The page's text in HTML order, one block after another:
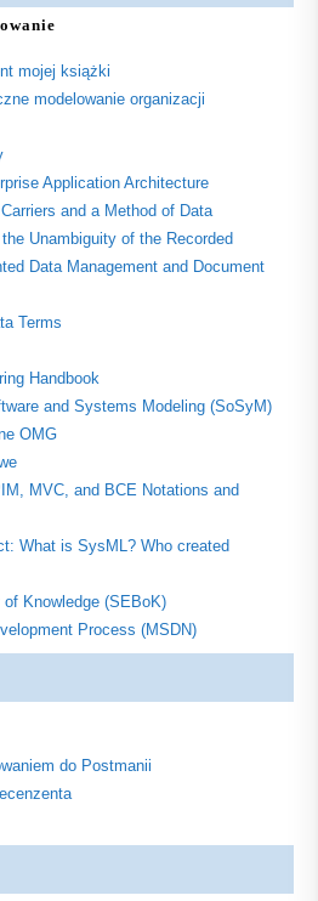
mojej książki
modelowanie organizacji
Application Architecture
and a Method of Data
Unambiguity of the Recorded
Data Management and Document
Terms
Handbook
and Systems Modeling (SoSyM)
OMG
MVC, and BCE Notations and
What is SysML? Who created
Knowledge (SEBoK)
Process (MSDN)
do Postmanii